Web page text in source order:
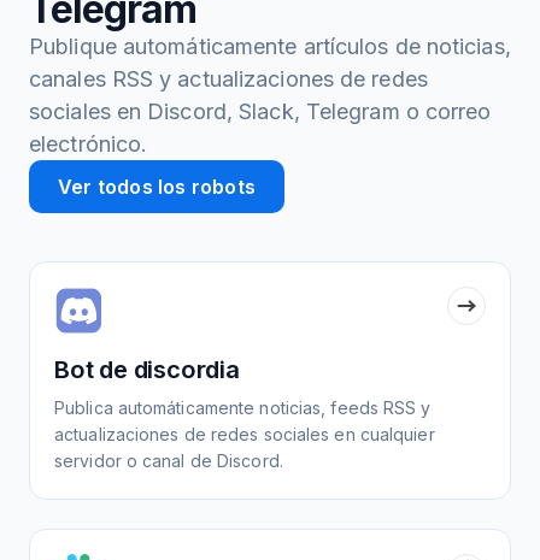
Publique automáticamente artículos de noticias,
canales RSS y actualizaciones de redes
sociales en Discord, Slack, Telegram o correo
electrónico.
Ver todos los robots
Bot de discordia
Publica automáticamente noticias, feeds RSS y
actualizaciones de redes sociales en cualquier
servidor o canal de Discord.